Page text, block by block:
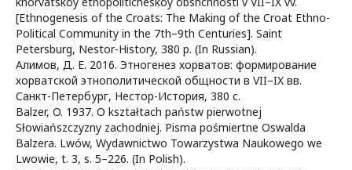
[Ethnogenesis of the Croats: The Making of the Croat Ethno-
Political Community in the 7th–9th Centuries]. Saint
Petersburg, Nestor-History, 380 p. (In Russian).
Алимов, Д. Е. 2016. Этногенез хорватов: формирование
хорватской этнополитической общности в VII–IX вв.
Санкт-Петербург, Нестор-История, 380 с.
Balzer, O. 1937. O kształtach państw pierwotnej
Słowiańszczyzny zachodniej. Pisma pośmiertne Oswalda
Balzera. Lwów, Wydawnictwo Towarzystwa Naukowego we
Lwowie, t. 3, s. 5–226. (In Polish).